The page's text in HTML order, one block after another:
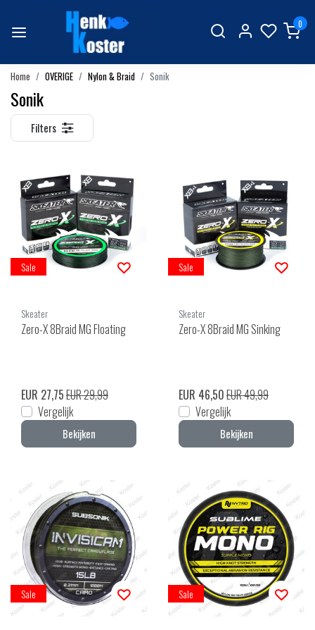
0
Home OVERIGE Nylon & Braid Sonik
Sonik
Filters
Sale
Skeater
Zero-X 8Braid MG Floating
EUR 27,75EUR 29,99
Vergelijk
Bekijken
Sale
Skeater
Zero-X 8Braid MG Sinking
EUR 46,50EUR 49,99
Vergelijk
Bekijken
Sale Sale